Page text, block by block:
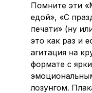
Помните эти
едой», «С
печати» (ну
это как раз и
агитация на
формате с
лозунгом.